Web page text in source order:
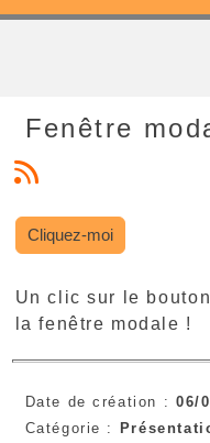
Fenêtre
Cliquez-moi
Un clic sur le
la fenêtre modale !
Date de création : 06/
Catégorie :